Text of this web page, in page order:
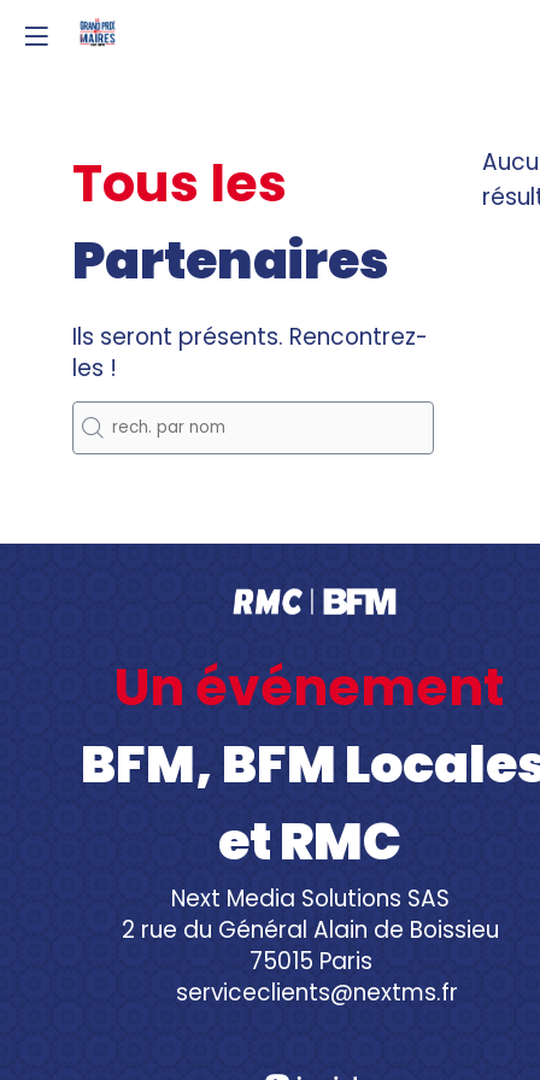
Tous les
Partenaires
Ils seront présents. Rencontrez-
les !
Un événement
BFM, BFM
et RMC
Next Media Solutions SAS
2 rue du Général Alain de Boissieu
75015 Paris
serviceclients@nextms.fr